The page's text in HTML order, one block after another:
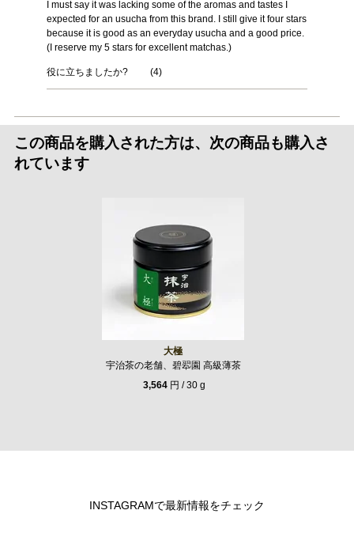
I must say it was lacking some of the aromas and tastes I
expected for an usucha from this brand. I still give it four stars
because it is good as an everyday usucha and a good price.
(I reserve my 5 stars for excellent matchas.)
役に立ちましたか? (4)
この商品を購入された方は、次の商品も購入さ
れています
大極
宇治茶の老舗、碧翆園 高級薄茶
3,564円 / 30 g
INSTAGRAMで最新情報をチェック